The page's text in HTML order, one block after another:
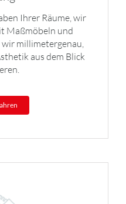
Ihrer Räume, wir
Maßmöbeln und
millimetergenau,
aus dem Blick